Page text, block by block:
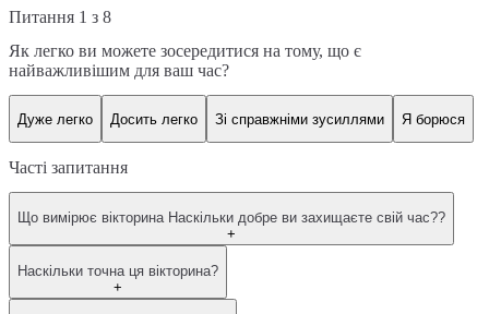
Питання 1 з 8
Як легко ви можете зосередитися на тому, що є
найважливішим для ваш час?
Дуже легко Досить легко Зі справжніми зусиллями Я борюся
Часті запитання
Що вимірює вікторина Наскільки добре ви захищаєте свій час??
+
Наскільки точна ця вікторина?
+